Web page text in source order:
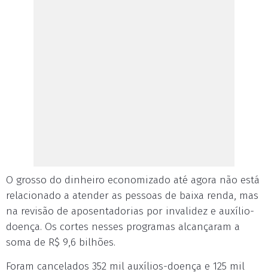
O grosso do dinheiro economizado até agora não está
relacionado a atender as pessoas de baixa renda, mas
na revisão de aposentadorias por invalidez e auxílio-
doença. Os cortes nesses programas alcançaram a
soma de R$ 9,6 bilhões.
Foram cancelados 352 mil auxílios-doença e 125 mil